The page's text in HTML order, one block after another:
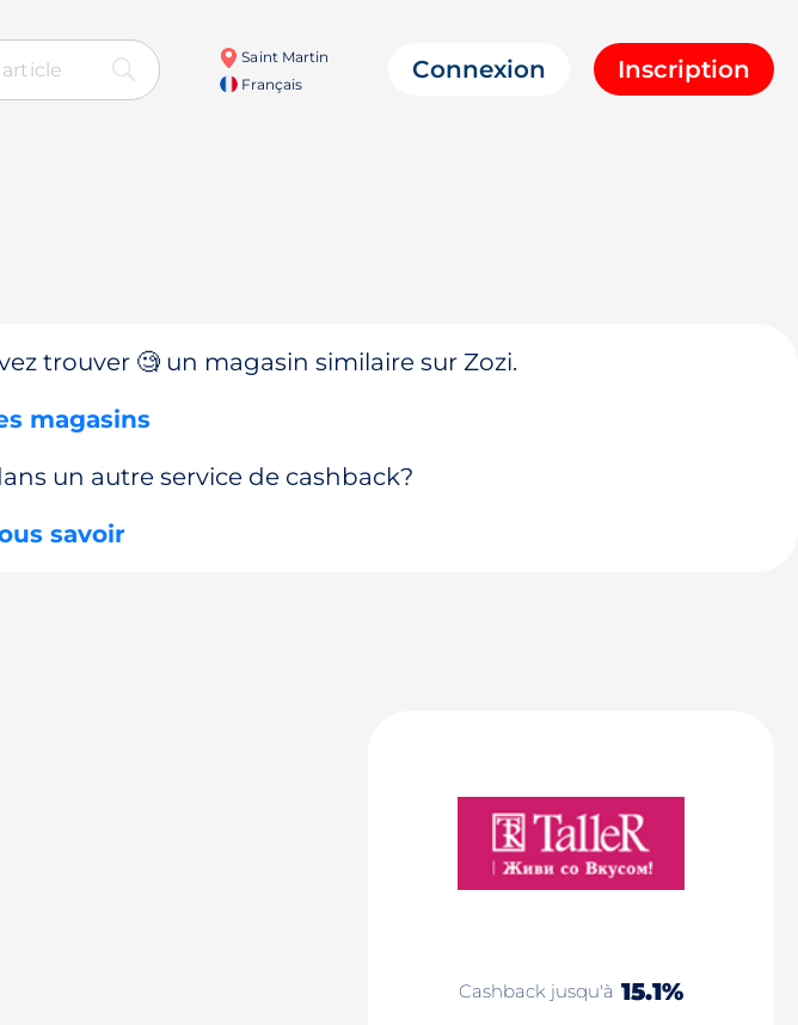
Saint Martin
Français
Connexion Inscription
trouver 🧐 un magasin similaire sur Zozi.
magasins
un autre service de cashback?
savoir
Cashback jusqu'à 15.1%